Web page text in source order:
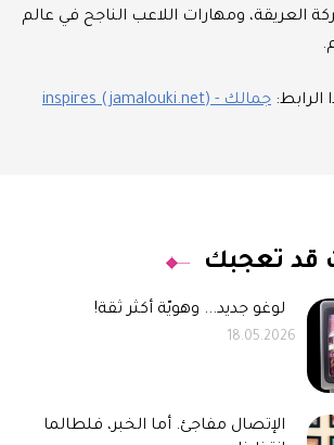
العريقة، ومهارات اللاعب الناجح في عالم
الرابط: جمالك - inspires (jamalouki.net)
قد تعجبك
لوغو جديد... وهويّة أكثر ثقة!
18.05.2026
الإتصال مفاجئ. أما الخبر، فلطالما